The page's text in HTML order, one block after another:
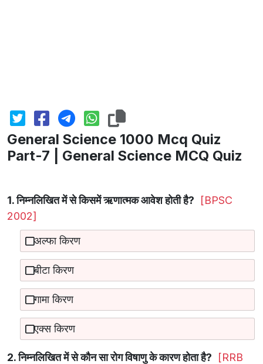
General Science 1000 Mcq Quiz
Part-7 | General Science MCQ Quiz
1. निम्नलिखित में से किसमें ऋणात्मक आवेश होती है?
[BPSC
2002]
अल्फा किरण
बीटा किरण
गामा किरण
एक्स किरण
2. निम्नलिखित में से कौन सा रोग विषाणु के कारण होता है?
[RRB